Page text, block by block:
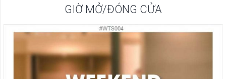
GIỜ MỞ/ĐÓNG CỬA